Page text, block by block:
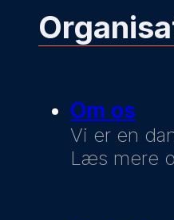
Om os
Vi er en
Læs mere